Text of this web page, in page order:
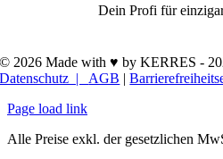
Dein Profi für
© 2026 Made with ♥ by KERRES -
Datenschutz | AGB |
Page load link
Alle Preise exkl. der gesetzlichen